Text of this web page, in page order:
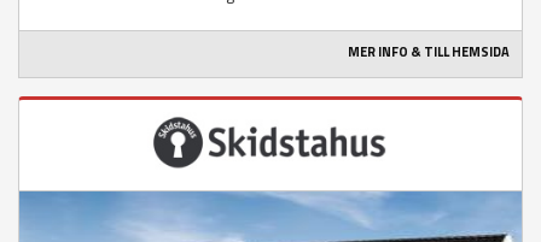
MER INFO & TILL HEMSIDA